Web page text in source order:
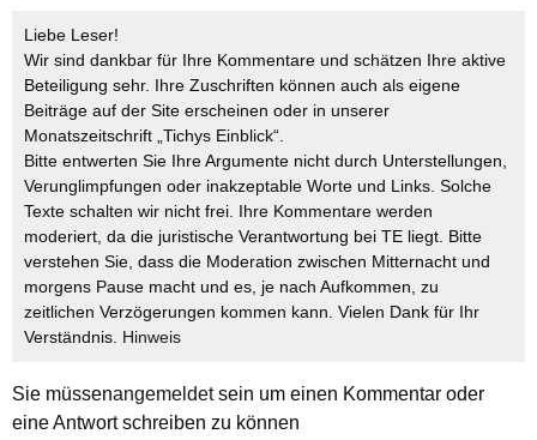
Liebe Leser!
Wir sind dankbar für Ihre Kommentare und schätzen Ihre aktive
Beteiligung sehr. Ihre Zuschriften können auch als eigene
Beiträge auf der Site erscheinen oder in unserer
Monatszeitschrift „Tichys Einblick“.
Bitte entwerten Sie Ihre Argumente nicht durch Unterstellungen,
Verunglimpfungen oder inakzeptable Worte und Links. Solche
Texte schalten wir nicht frei. Ihre Kommentare werden
moderiert, da die juristische Verantwortung bei TE liegt. Bitte
verstehen Sie, dass die Moderation zwischen Mitternacht und
morgens Pause macht und es, je nach Aufkommen, zu
zeitlichen Verzögerungen kommen kann. Vielen Dank für Ihr
Verständnis. Hinweis
Sie müssenangemeldetsein um einen Kommentar oder
eine Antwort schreiben zu können